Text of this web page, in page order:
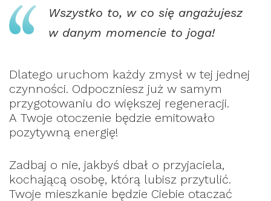
Wszystko to, w co się angażujesz
w danym momencie to joga!
Dlatego uruchom każdy zmysł w tej jednej
czynności. Odpoczniesz już w samym
przygotowaniu do większej regeneracji.
A Twoje otoczenie będzie emitowało
pozytywną energię!
Zadbaj o nie, jakbyś dbał o przyjaciela,
kochającą osobę, którą lubisz przytulić.
Twoje mieszkanie będzie Ciebie otaczać